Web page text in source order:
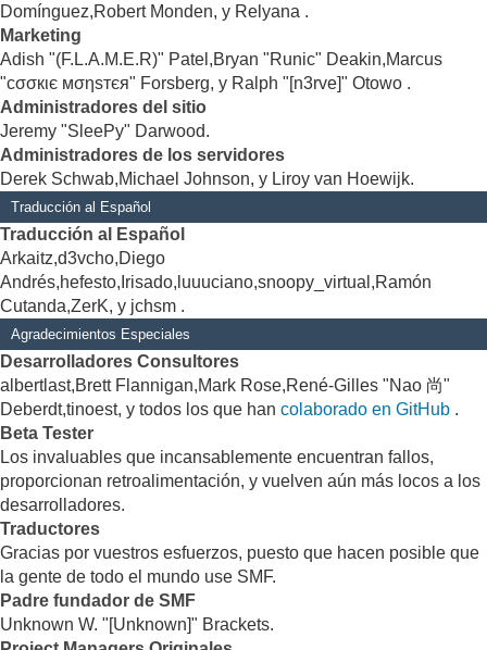
Domínguez,Robert Monden, y Relyana .
Marketing
Adish "(F.L.A.M.E.R)" Patel,Bryan "Runic" Deakin,Marcus
"cσσкιє мσηѕтєя" Forsberg, y Ralph "[n3rve]" Otowo .
Administradores del sitio
Jeremy "SleePy" Darwood.
Administradores de los servidores
Derek Schwab,Michael Johnson, y Liroy van Hoewijk.
Traducción al Español
Traducción al Español
Arkaitz,d3vcho,Diego
Andrés,hefesto,Irisado,luuuciano,snoopy_virtual,Ramón
Cutanda,ZerK, y jchsm .
Agradecimientos Especiales
Desarrolladores Consultores
albertlast,Brett Flannigan,Mark Rose,René-Gilles "Nao 尚"
Deberdt,tinoest, y todos los que han colaborado en GitHub .
Beta Tester
Los invaluables que incansablemente encuentran fallos,
proporcionan retroalimentación, y vuelven aún más locos a los
desarrolladores.
Traductores
Gracias por vuestros esfuerzos, puesto que hacen posible que
la gente de todo el mundo use SMF.
Padre fundador de SMF
Unknown W. "[Unknown]" Brackets.